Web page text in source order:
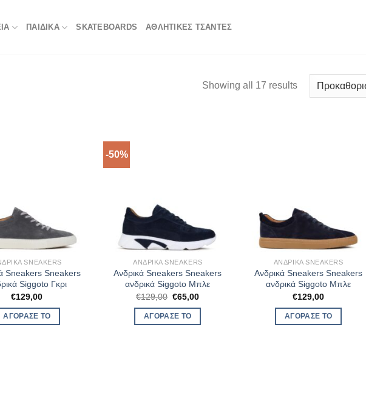
ΠΑΙΔΙΚΑ SKATEBOARDS ΑΘΛΗΤΙΚΈΣ ΤΣΆΝΤΕΣ
Showing all 17 results
SNEAKERS
Sneakers Sneakers
Siggoto Γκρι
€129,00
ΑΓΌΡΑΣΈ ΤΟ
-50%
ΑΝΔΡΙΚΆ SNEAKERS
Ανδρικά Sneakers Sneakers
ανδρικά Siggoto Μπλε
€129,00 Original
was:
€129,00.
€65,00Η
ΑΓΌΡΑΣΈ ΤΟ
ΑΝΔΡΙΚΆ SNEAKERS
Ανδρικά Sneakers Sneakers
ανδρικά Siggoto Μπλε
€129,00
ΑΓΌΡΑΣΈ ΤΟ